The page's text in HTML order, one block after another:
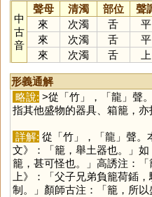
中
古
音
聲母 清濁 部位 聲
來
次濁 舌 平
來
次濁 舌 平
來
次濁 舌 上
形義通解
略說: >從「竹」，「龍」聲
指其他盛物的器具、箱籠，亦
詳解: 從「竹」，「龍」聲。
文》：「籠，舉土器也。」
籠，甚可怪也。」高誘注：
上》：「父子兄弟負籠荷鍤
制。」顏師古注：「籠，所以